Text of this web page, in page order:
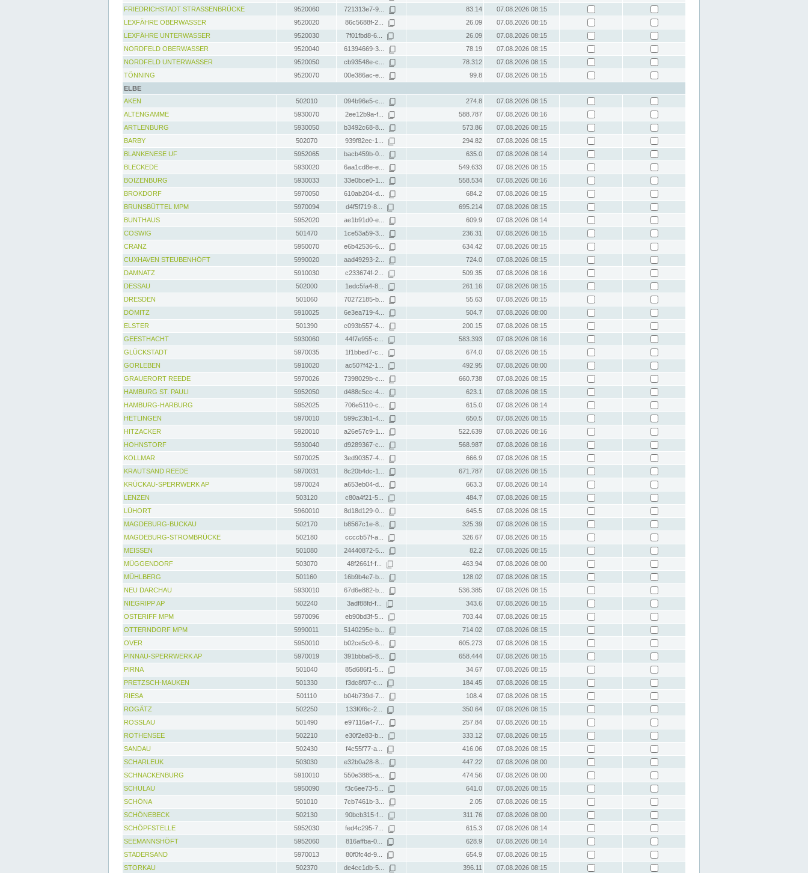
FRIEDRICHSTADT STRASSENBRÜCKE
9520060 721313e7-9... 83.14
07.08.2026 08:15
LEXFÄHRE OBERWASSER
9520020 86c5688f-2... 26.09
07.08.2026 08:15
LEXFÄHRE UNTERWASSER
9520030 7f01fbd8-6... 26.09
07.08.2026 08:15
NORDFELD OBERWASSER
9520040 61394669-3... 78.19
07.08.2026 08:15
NORDFELD UNTERWASSER
9520050 cb93548e-c... 78.312
07.08.2026 08:15
TÖNNING
9520070 00e386ac-e... 99.8
07.08.2026 08:15
ELBE
AKEN
502010 094b96e5-c... 274.8
07.08.2026 08:15
ALTENGAMME
5930070 2ee12b9a-f... 588.787
07.08.2026 08:16
ARTLENBURG
5930050 b3492c68-8... 573.86
07.08.2026 08:15
BARBY
502070 939f82ec-1... 294.82
07.08.2026 08:15
BLANKENESE UF
5952065 bacb459b-0... 635.0
07.08.2026 08:14
BLECKEDE
5930020 6aa1cd8e-e... 549.633
07.08.2026 08:15
BOIZENBURG
5930033 33e0bce0-1... 558.534
07.08.2026 08:16
BROKDORF
5970050 610ab204-d... 684.2
07.08.2026 08:15
BRUNSBÜTTEL MPM
5970094 d4f5f719-8... 695.214
07.08.2026 08:15
BUNTHAUS
5952020 ae1b91d0-e... 609.9
07.08.2026 08:14
COSWIG
501470 1ce53a59-3... 236.31
07.08.2026 08:15
CRANZ
5950070 e6b42536-6... 634.42
07.08.2026 08:15
CUXHAVEN STEUBENHÖFT
5990020 aad49293-2... 724.0
07.08.2026 08:15
DAMNATZ
5910030 c233674f-2... 509.35
07.08.2026 08:16
DESSAU
502000 1edc5fa4-8... 261.16
07.08.2026 08:15
DRESDEN
501060 70272185-b... 55.63
07.08.2026 08:15
DÖMITZ
5910025 6e3ea719-4... 504.7
07.08.2026 08:00
ELSTER
501390 c093b557-4... 200.15
07.08.2026 08:15
GEESTHACHT
5930060 44f7e955-c... 583.393
07.08.2026 08:16
GLÜCKSTADT
5970035 1f1bbed7-c... 674.0
07.08.2026 08:15
GORLEBEN
5910020 ac507f42-1... 492.95
07.08.2026 08:00
GRAUERORT REEDE
5970026 7398029b-c... 660.738
07.08.2026 08:15
HAMBURG ST. PAULI
5952050 d488c5cc-4... 623.1
07.08.2026 08:15
HAMBURG-HARBURG
5952025 706e5110-c... 615.0
07.08.2026 08:14
HETLINGEN
5970010 599c23b1-4... 650.5
07.08.2026 08:15
HITZACKER
5920010 a26e57c9-1... 522.639
07.08.2026 08:16
HOHNSTORF
5930040 d9289367-c... 568.987
07.08.2026 08:16
KOLLMAR
5970025 3ed90357-4... 666.9
07.08.2026 08:15
KRAUTSAND REEDE
5970031 8c20b4dc-1... 671.787
07.08.2026 08:15
KRÜCKAU-SPERRWERK AP
5970024 a653eb04-d... 663.3
07.08.2026 08:14
LENZEN
503120 c80a4f21-5... 484.7
07.08.2026 08:15
LÜHORT
5960010 8d18d129-0... 645.5
07.08.2026 08:15
MAGDEBURG-BUCKAU
502170 b8567c1e-8... 325.39
07.08.2026 08:15
MAGDEBURG-STROMBRÜCKE
502180 ccccb57f-a... 326.67
07.08.2026 08:15
MEISSEN
501080 24440872-5... 82.2
07.08.2026 08:15
MÜGGENDORF
503070 48f2661f-f... 463.94
07.08.2026 08:00
MÜHLBERG
501160 16b9b4e7-b... 128.02
07.08.2026 08:15
NEU DARCHAU
5930010 67d6e882-b... 536.385
07.08.2026 08:15
NIEGRIPP AP
502240 3adf88fd-f... 343.6
07.08.2026 08:15
OSTERIFF MPM
5970096 eb90bd3f-5... 703.44
07.08.2026 08:15
OTTERNDORF MPM
5990011 5140295e-b... 714.02
07.08.2026 08:15
OVER
5950010 b02ce5c0-6... 605.273
07.08.2026 08:15
PINNAU-SPERRWERK AP
5970019 391bbba5-8... 658.444
07.08.2026 08:15
PIRNA
501040 85d686f1-5... 34.67
07.08.2026 08:15
PRETZSCH-MAUKEN
501330 f3dc8f07-c... 184.45
07.08.2026 08:15
RIESA
501110 b04b739d-7... 108.4
07.08.2026 08:15
ROGÄTZ
502250 133f0f6c-2... 350.64
07.08.2026 08:15
ROSSLAU
501490 e97116a4-7... 257.84
07.08.2026 08:15
ROTHENSEE
502210 e30f2e83-b... 333.12
07.08.2026 08:15
SANDAU
502430 f4c55f77-a... 416.06
07.08.2026 08:15
SCHARLEUK
503030 e32b0a28-8... 447.22
07.08.2026 08:00
SCHNACKENBURG
5910010 550e3885-a... 474.56
07.08.2026 08:00
SCHULAU
5950090 f3c6ee73-5... 641.0
07.08.2026 08:15
SCHÖNA
501010 7cb7461b-3... 2.05
07.08.2026 08:15
SCHÖNEBECK
502130 90bcb315-f... 311.76
07.08.2026 08:00
SCHÖPFSTELLE
5952030 fed4c295-7... 615.3
07.08.2026 08:14
SEEMANNSHÖFT
5952060 816affba-0... 628.9
07.08.2026 08:14
STADERSAND
5970013 80f0fc4d-9... 654.9
07.08.2026 08:15
STORKAU
502370 de4cc1db-5... 396.11 07.08.2026 08:15